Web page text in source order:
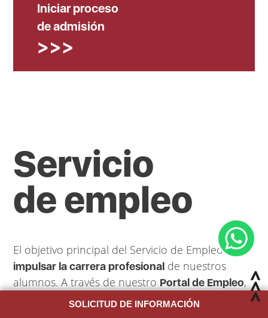
Iniciar proceso
de admisión
Servicio
de empleo
El objetivo principal del Servicio de Empleo es
impulsar la carrera profesional de nuestros
alumnos. A través de nuestro Portal de Empleo,
conectamos el talento de estudiantes y
SOLICITUD DE INFORMACIÓN